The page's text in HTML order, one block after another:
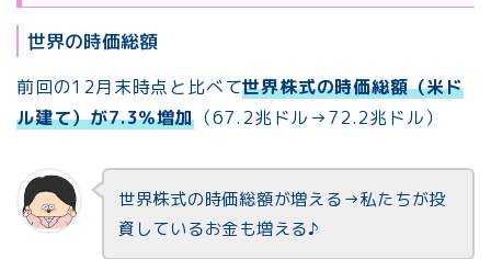
世界の時価総額
前回の12月末時点と比べて世界株式の時価総額（米ド
ル建て）が7.3％増加（67.2兆ドル→72.2兆ドル）
世界株式の時価総額が増える→私たちが投
資しているお金も増える♪